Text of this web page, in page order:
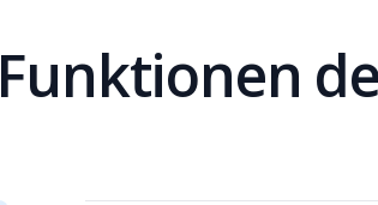
Funktionen